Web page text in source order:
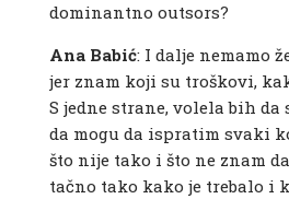
dominantno outsors?
Ana Babić: I dalje nemamo
jer znam koji su troškovi,
S jedne strane, volela bih
da mogu da ispratim svaki
što nije tako i što ne znam
tačno tako kako je trebalo i